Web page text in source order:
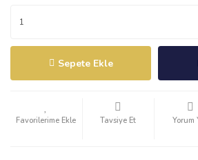
Sepete Ekle
Tavsiye Et Yorum